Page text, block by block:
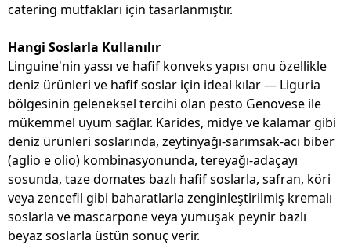
catering mutfakları için tasarlanmıştır.
Hangi Soslarla Kullanılır
Linguine'nin yassı ve hafif konveks yapısı onu özellikle
deniz ürünleri ve hafif soslar için ideal kılar — Liguria
bölgesinin geleneksel tercihi olan pesto Genovese ile
mükemmel uyum sağlar. Karides, midye ve kalamar gibi
deniz ürünleri soslarında, zeytinyağı-sarımsak-acı biber
(aglio e olio) kombinasyonunda, tereyağı-adaçayı
sosunda, taze domates bazlı hafif soslarla, safran, köri
veya zencefil gibi baharatlarla zenginleştirilmiş kremalı
soslarla ve mascarpone veya yumuşak peynir bazlı
beyaz soslarla üstün sonuç verir.